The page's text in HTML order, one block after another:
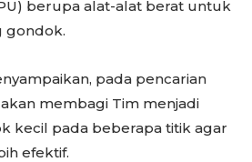
berupa alat-alat berat untuk
gondok.
pada pencarian
membagi Tim menjadi
kecil pada beberapa titik agar
efektif.